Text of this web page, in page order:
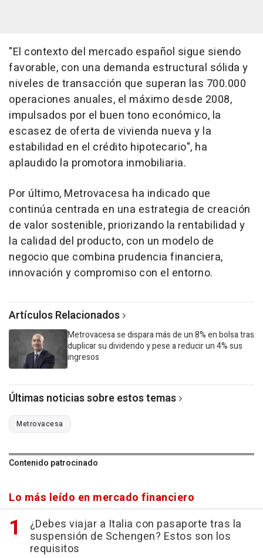
"El contexto del mercado español sigue siendo
favorable, con una demanda estructural sólida y
niveles de transacción que superan las 700.000
operaciones anuales, el máximo desde 2008,
impulsados por el buen tono económico, la
escasez de oferta de vivienda nueva y la
estabilidad en el crédito hipotecario", ha
aplaudido la promotora inmobiliaria.
Por último, Metrovacesa ha indicado que
continúa centrada en una estrategia de creación
de valor sostenible, priorizando la rentabilidad y
la calidad del producto, con un modelo de
negocio que combina prudencia financiera,
innovación y compromiso con el entorno.
Artículos Relacionados
Metrovacesa se dispara más de un 8% en bolsa tras
duplicar su dividendo y pese a reducir un 4% sus
ingresos
Últimas noticias sobre estos temas
Metrovacesa
Contenido patrocinado
Lo más leído en mercado financiero
¿Debes viajar a Italia con pasaporte tras la
suspensión de Schengen? Estos son los
requisitos